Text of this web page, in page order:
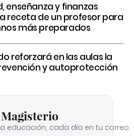
enseñanza y finanzas
receta de un profesor para
más preparados
reforzará en las aulas la
y autoprotección
educación, cada día en tu correo.